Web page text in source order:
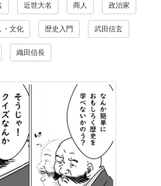
近世大名 商人 政治家
・文化 歴史入門 武田信玄
織田信長